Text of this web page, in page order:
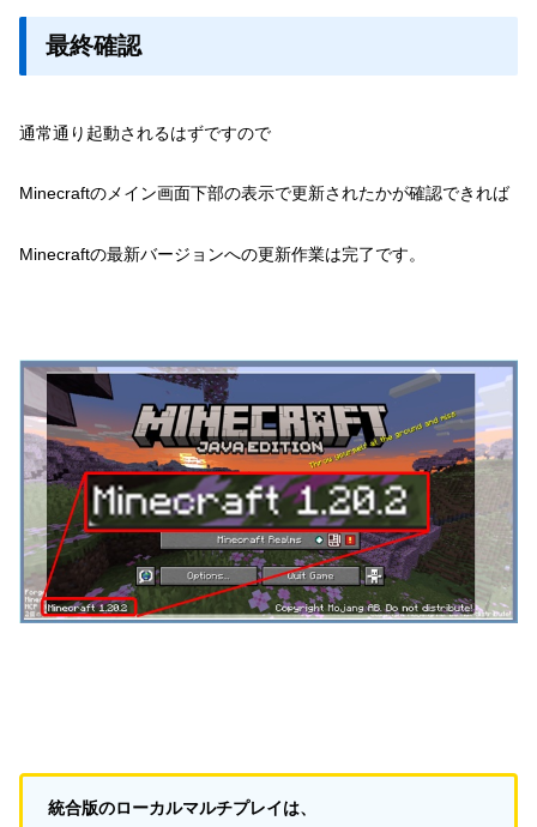
最終確認
通常通り起動されるはずですので
Minecraftのメイン画面下部の表示で更新されたかが確認できれば
Minecraftの最新バージョンへの更新作業は完了です。
統合版のローカルマルチプレイは、